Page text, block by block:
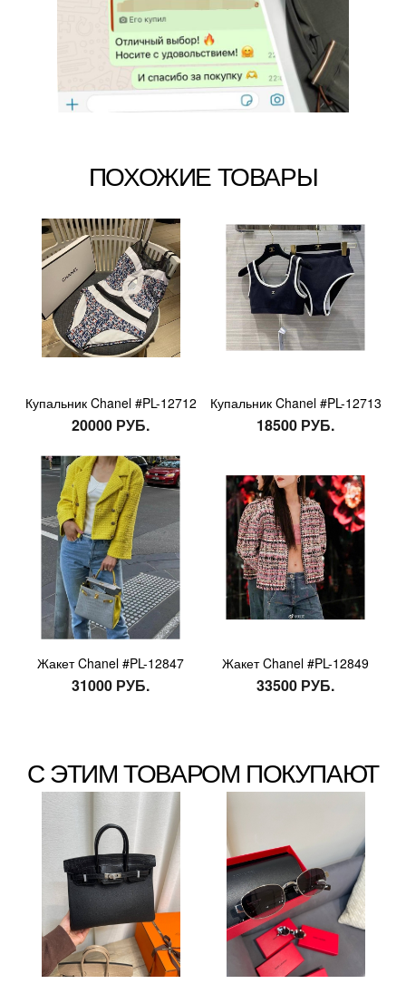
ПОХОЖИЕ ТОВАРЫ
Купальник Chanel #PL-12712
20000 РУБ.
Купальник Chanel #PL-12713
18500 РУБ.
Жакет Chanel #PL-12847
31000 РУБ.
Жакет Chanel #PL-12849
33500 РУБ.
С ЭТИМ ТОВАРОМ ПОКУПАЮТ